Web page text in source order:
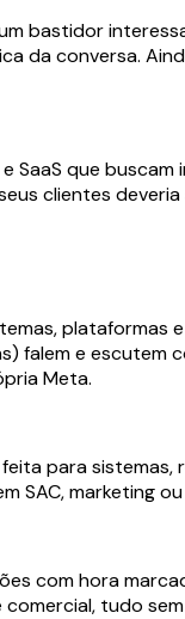
bastidor
da conversa.
SaaS que buscam
clientes deveria
plataformas
falem e escutem
Meta.
para sistemas,
SAC, marketing
com hora
tudo